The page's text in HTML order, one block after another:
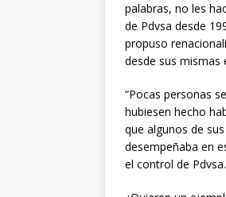
palabras, no les
de Pdvsa desde
propuso
desde sus mismas
“Pocas personas
hubiesen hecho
que algunos de
desempeñaba en
el control de Pdvsa.